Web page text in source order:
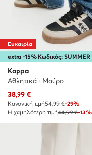
extra -15% Κωδικός: SUMMER
Ευκαιρία
Kappa
Αθλητικά · Μαύρο
Τρέχουσα τιμή
38,99 €
Κανονική τιμή54,99 €-29%
Η χαμηλότερη τιμή44,99 €-13%